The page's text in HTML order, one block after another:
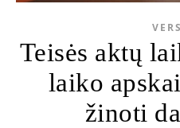
Teisės aktų
laiko
žinoti